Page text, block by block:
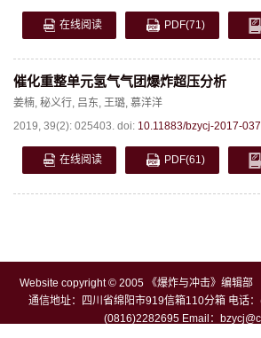
在线阅读 PDF(71)
催化重整单元氢气气团爆炸超压分析
姜楠, 秘义行, 吕东, 王璐, 慕洋洋
2019, 39(2): 025403. doi: 10.11883/bzycj-2017-
在线阅读 PDF(61)
Website copyright © 2005 《爆炸与冲击》编辑部
通信地址：四川省绵阳市919信箱110分箱 电话
(0816)2282695 Email：